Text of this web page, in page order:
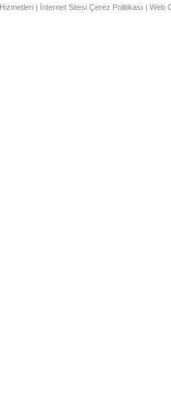
| İnternet Sitesi Çerez Politikası | Web